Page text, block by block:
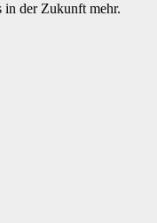
in der Zukunft mehr.